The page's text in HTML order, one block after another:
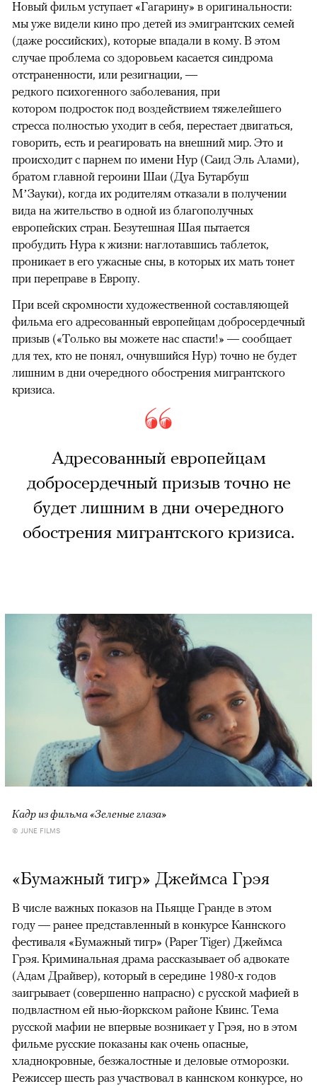
Новый фильм уступает «Гагарину» в оригинальности:
мы уже видели кино про детей из эмигрантских семей
(даже российских), которые впадали в кому. В этом
случае проблема со здоровьем касается синдрома
отстраненности, или резигнации, —
редкого психогенного заболевания, при
котором подросток под воздействием тяжелейшего
стресса полностью уходит в себя, перестает двигаться,
говорить, есть и реагировать на внешний мир. Это и
происходит с парнем по имени Нур (Саид Эль Алами),
братом главной героини Шаи (Дуа Бутарбуш
М’Зауки), когда их родителям отказали в получении
вида на жительство в одной из благополучных
европейских стран. Безутешная Шая пытается
пробудить Нура к жизни: наглотавшись таблеток,
проникает в его ужасные сны, в которых их мать тонет
при переправе в Европу.
При всей скромности художественной составляющей
фильма его адресованный европейцам добросердечный
призыв («Только вы можете нас спасти!» — сообщает
для тех, кто не понял, очнувшийся Нур) точно не будет
лишним в дни очередного обострения мигрантского
кризиса.
Адресованный европейцам
добросердечный призыв точно не
будет лишним в дни очередного
обострения мигрантского кризиса.
Кадр из фильма «Зеленые глаза»
© JUNE FILMS
«Бумажный тигр» Джеймса Грэя
В числе важных показов на Пьяцце Гранде в этом
году — ранее представленный в конкурсе Каннского
фестиваля «Бумажный тигр» (Paper Tiger) Джеймса
Грэя. Криминальная драма рассказывает об адвокате
(Адам Драйвер), который в середине 1980-х годов
заигрывает (совершенно напрасно) с русской мафией в
подвластном ей нью-йоркском районе Квинс. Тема
русской мафии не впервые возникает у Грэя, но в этом
фильме русские показаны как очень опасные,
хладнокровные, безжалостные и деловые отморозки.
Режиссер шесть раз участвовал в каннском конкурсе, но